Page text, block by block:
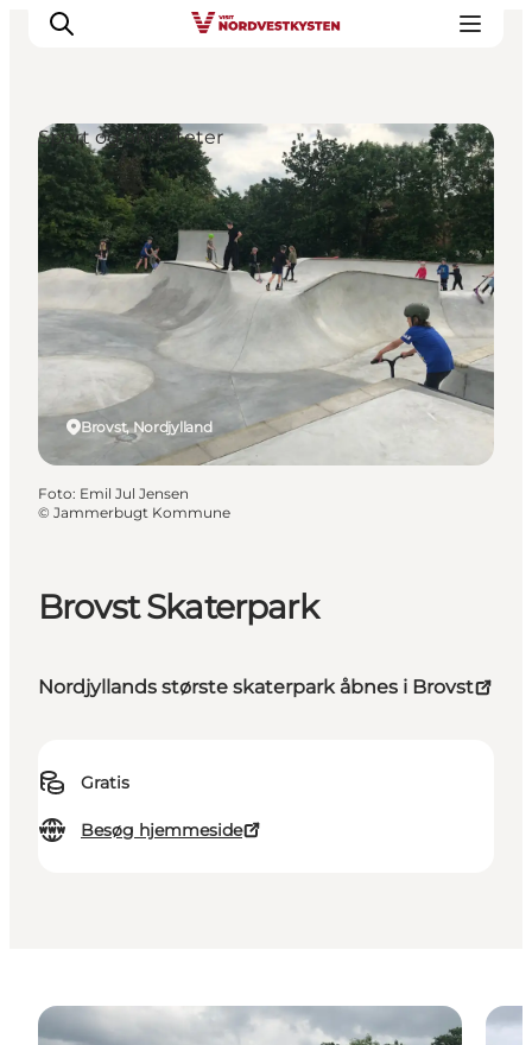
Feriesteder
Inspiration
Handicapvenlig ferie
Events
Overnatning
Planlæg din ferie
Brovst Skaterpark
Nordjyllands største skaterpark åbnes i Brovst
Gratis
Besøg hjemmeside
Brovst, Nordjylland
Sport og aktiviteter
Foto: Emil Jul Jensen
© Jammerbugt Kommune